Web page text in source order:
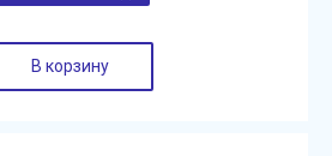
В корзину